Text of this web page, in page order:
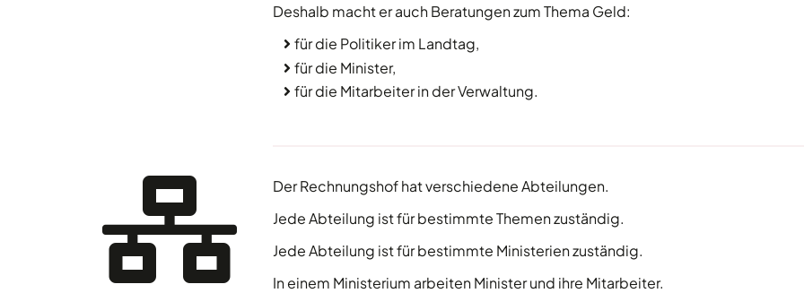
Deshalb macht er auch Beratungen zum Thema Geld:
für die Politiker im Landtag,
für die Minister,
für die Mitarbeiter in der Verwaltung.
Der Rechnungshof hat verschiedene Abteilungen.
Jede Abteilung ist für bestimmte Themen zuständig.
Jede Abteilung ist für bestimmte Ministerien zuständig.
In einem Ministerium arbeiten Minister und ihre Mitarbeiter.